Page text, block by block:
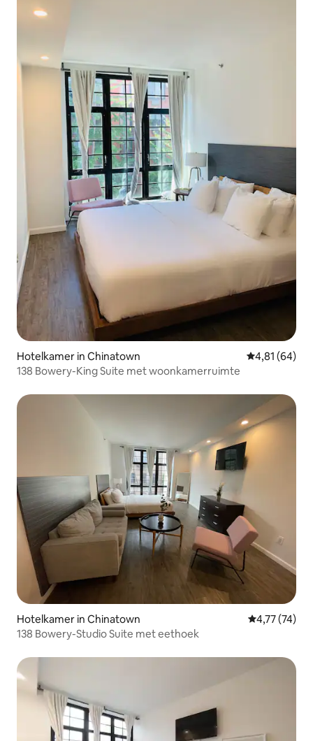
Hotelkamer in Chinatown Gemiddelde
4,81 (64)
138 Bowery-King Suite met woonkamerruimte
Hotelkamer in Chinatown Gemiddelde
4,77 (74)
138 Bowery-Studio Suite met eethoek